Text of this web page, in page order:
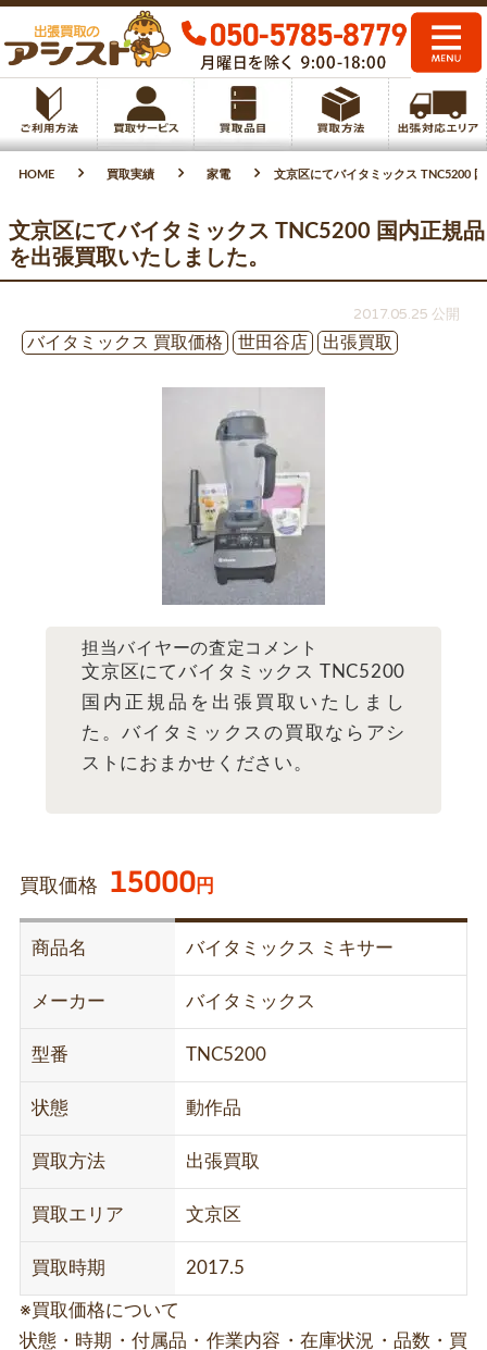
HOME 買取実績 家電 文京区にてバイタミックス TNC5200
文京区にてバイタミックス TNC5200 国内正規品
を出張買取いたしました。
2017.05.25 公開
バイタミックス 買取価格
世田谷店 出張買取
担当バイヤーの査定コメント
文京区にてバイタミックス TNC5200
国内正規品を出張買取いたしまし
た。バイタミックスの買取ならアシ
ストにおまかせください。
買取価格 15000円
商品名 バイタミックス ミキサー
メーカー バイタミックス
型番 TNC5200
状態 動作品
買取方法 出張買取
買取エリア 文京区
買取時期 2017.5
※買取価格について
状態・時期・付属品・作業内容・在庫状況・品数・買